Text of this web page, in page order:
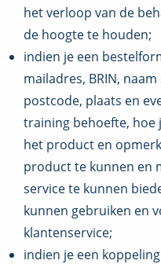
het verloop van de
de hoogte te houden;
indien je een
mailadres, BRIN,
postcode, plaats en
training behoefte, hoe
het product en
product te kunnen en
service te kunnen
kunnen gebruiken en
klantenservice;
indien je een